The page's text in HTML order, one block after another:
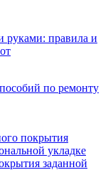
руками: правила и
по ремонту
покрытия
укладке
заданной